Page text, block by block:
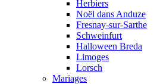
Herbiers
Noël dans Anduze
Fresnay-sur-Sarthe
Schweinfurt
Halloween Breda
Limoges
Lorsch
Mariages